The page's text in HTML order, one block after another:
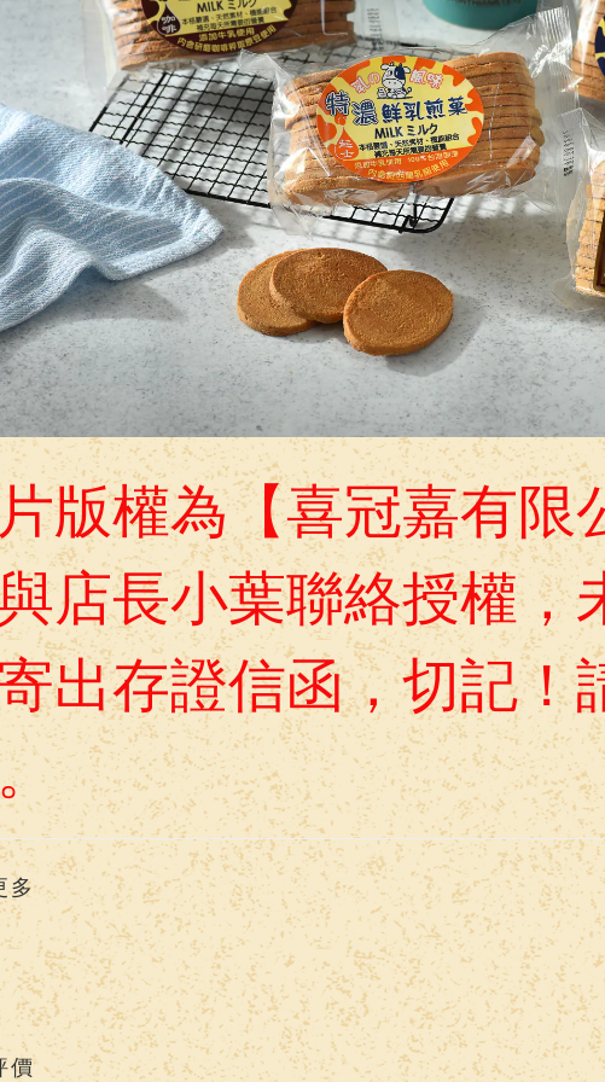
版權為【喜冠嘉有限
店長小葉聯絡授權，
出存證信函，切記！
多
價